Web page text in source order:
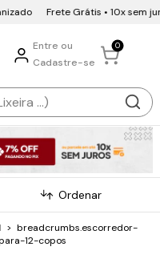
Frete Grátis • 10x sem juros •
Entre ou
Cadastre-se
0
Ordenar
> breadcrumbs.escorredor-
12-copos